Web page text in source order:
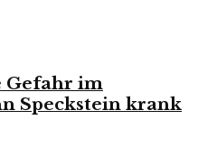
Gefahr im
Speckstein krank